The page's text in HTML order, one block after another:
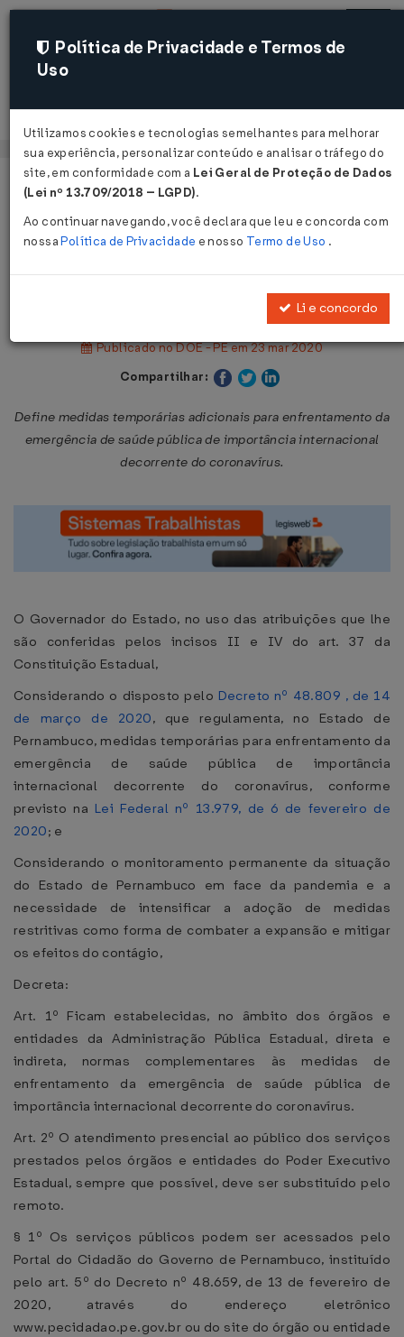
Acessar
Página Inicial
Legislações
Decreto Nº 48835 DE 22/03/2020
Publicado no DOE - PE em 23 mar 2020
Compartilhar:
Define medidas temporárias adicionais para enfrentamento da
emergência de saúde pública de importância internacional
decorrente do coronavírus.
O Governador do Estado, no uso das atribuições que lhe
são conferidas pelos incisos II e IV do art. 37 da
Constituição Estadual,
Considerando o disposto pelo Decreto nº 48.809 , de 14
de março de 2020, que regulamenta, no Estado de
Pernambuco, medidas temporárias para enfrentamento da
emergência de saúde pública de importância
internacional decorrente do coronavírus, conforme
previsto na Lei Federal nº 13.979, de 6 de fevereiro de
2020; e
Considerando o monitoramento permanente da situação
do Estado de Pernambuco em face da pandemia e a
necessidade de intensificar a adoção de medidas
restritivas como forma de combater a expansão e mitigar
os efeitos do contágio,
Decreta:
Art. 1º Ficam estabelecidas, no âmbito dos órgãos e
entidades da Administração Pública Estadual, direta e
indireta, normas complementares às medidas de
enfrentamento da emergência de saúde pública de
importância internacional decorrente do coronavírus.
Art. 2º O atendimento presencial ao público dos serviços
prestados pelos órgãos e entidades do Poder Executivo
Estadual, sempre que possível, deve ser substituído pelo
remoto.
§ 1º Os serviços públicos podem ser acessados pelo
Portal do Cidadão do Governo de Pernambuco, instituído
pelo art. 5º do Decreto nº 48.659, de 13 de fevereiro de
2020, através do endereço eletrônico
www.pecidadao.pe.gov.br ou do site do órgão ou entidade
Política de Privacidade e Termos de
Uso
Utilizamos cookies e tecnologias semelhantes para melhorar
sua experiência, personalizar conteúdo e analisar o tráfego do
site, em conformidade com a Lei Geral de Proteção de Dados
(Lei nº 13.709/2018 – LGPD).
Ao continuar navegando, você declara que leu e concorda com
nossaPolítica de Privacidade e nosso Termo de Uso .
Li e concordo